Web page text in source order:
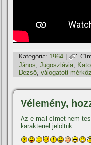
Kategória: 1964 |
János ,Jugoszlávia
Dezső ,válogatott
Vélemény,
Az e-mail címet nem
karakterrel jelöltük